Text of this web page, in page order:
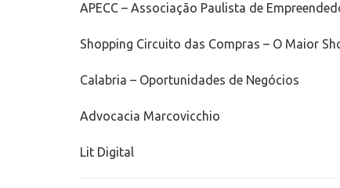
APECC – Associação Paulista de
Shopping Circuito das Compras – O Maior
Calabria – Oportunidades de Negócios
Advocacia Marcovicchio
Lit Digital